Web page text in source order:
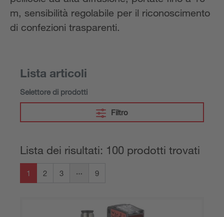
m, sensibilità regolabile per il riconoscimento
di confezioni trasparenti.
Lista articoli
Selettore di prodotti
Filtro
Lista dei risultati: 100 prodotti trovati
1 2 3 9